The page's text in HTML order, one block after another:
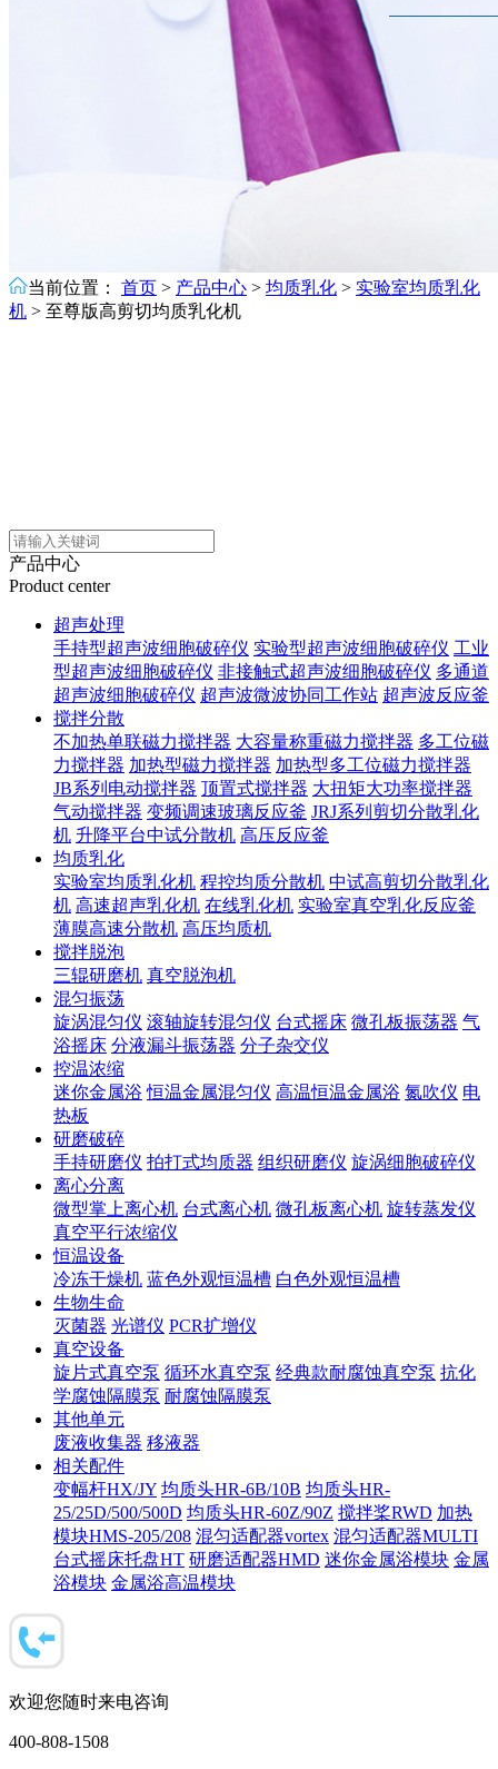
当前位置： 首页 > 产品中心 > 均质乳化 > 实验室均质乳化
机 > 至尊版高剪切均质乳化机
产品中心
Product center
超声处理
手持型超声波细胞破碎仪 实验型超声波细胞破碎仪 工业
型超声波细胞破碎仪 非接触式超声波细胞破碎仪 多通道
超声波细胞破碎仪 超声波微波协同工作站 超声波反应釜
搅拌分散
不加热单联磁力搅拌器 大容量称重磁力搅拌器 多工位磁
力搅拌器 加热型磁力搅拌器 加热型多工位磁力搅拌器
JB系列电动搅拌器 顶置式搅拌器 大扭矩大功率搅拌器
气动搅拌器 变频调速玻璃反应釜 JRJ系列剪切分散乳化
机 升降平台中试分散机 高压反应釜
均质乳化
实验室均质乳化机 程控均质分散机 中试高剪切分散乳化
机 高速超声乳化机 在线乳化机 实验室真空乳化反应釜
薄膜高速分散机 高压均质机
搅拌脱泡
三辊研磨机 真空脱泡机
混匀振荡
旋涡混匀仪 滚轴旋转混匀仪 台式摇床 微孔板振荡器 气
浴摇床 分液漏斗振荡器 分子杂交仪
控温浓缩
迷你金属浴 恒温金属混匀仪 高温恒温金属浴 氮吹仪 电
热板
研磨破碎
手持研磨仪 拍打式均质器 组织研磨仪 旋涡细胞破碎仪
离心分离
微型掌上离心机 台式离心机 微孔板离心机 旋转蒸发仪
真空平行浓缩仪
恒温设备
冷冻干燥机 蓝色外观恒温槽 白色外观恒温槽
生物生命
灭菌器 光谱仪 PCR扩增仪
真空设备
旋片式真空泵 循环水真空泵 经典款耐腐蚀真空泵 抗化
学腐蚀隔膜泵 耐腐蚀隔膜泵
其他单元
废液收集器 移液器
相关配件
变幅杆HX/JY 均质头HR-6B/10B 均质头HR-
25/25D/500/500D 均质头HR-60Z/90Z 搅拌桨RWD 加热
模块HMS-205/208 混匀适配器vortex 混匀适配器MULTI
台式摇床托盘HT 研磨适配器HMD 迷你金属浴模块 金属
浴模块 金属浴高温模块
欢迎您随时来电咨询
400-808-1508